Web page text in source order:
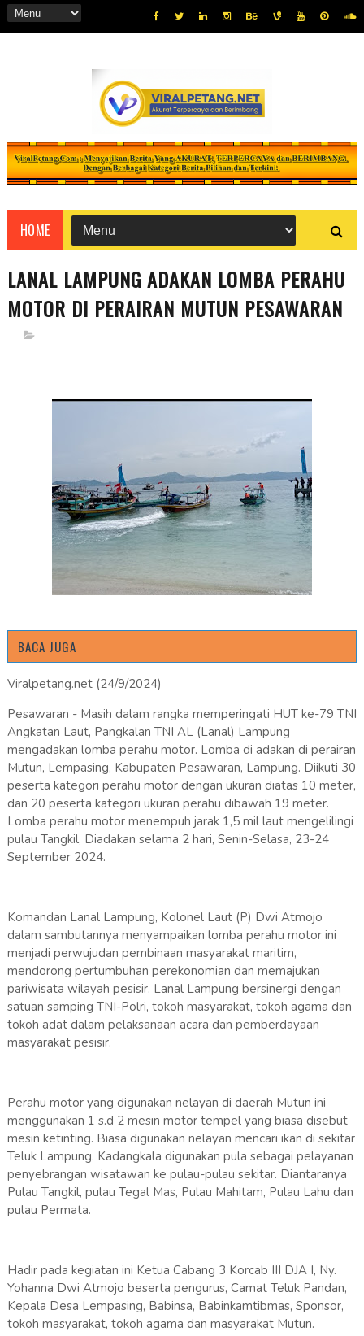
HOME
LANAL LAMPUNG ADAKAN LOMBA PERAHU
MOTOR DI PERAIRAN MUTUN PESAWARAN
BACA JUGA
Viralpetang.net (24/9/2024)
Pesawaran - Masih dalam rangka memperingati HUT ke-79 TNI
Angkatan Laut, Pangkalan TNI AL (Lanal) Lampung
mengadakan lomba perahu motor. Lomba di adakan di perairan
Mutun, Lempasing, Kabupaten Pesawaran, Lampung. Diikuti 30
peserta kategori perahu motor dengan ukuran diatas 10 meter,
dan 20 peserta kategori ukuran perahu dibawah 19 meter.
Lomba perahu motor menempuh jarak 1,5 mil laut mengelilingi
pulau Tangkil, Diadakan selama 2 hari, Senin-Selasa, 23-24
September 2024.
Komandan Lanal Lampung, Kolonel Laut (P) Dwi Atmojo
dalam sambutannya menyampaikan lomba perahu motor ini
menjadi perwujudan pembinaan masyarakat maritim,
mendorong pertumbuhan perekonomian dan memajukan
pariwisata wilayah pesisir. Lanal Lampung bersinergi dengan
satuan samping TNI-Polri, tokoh masyarakat, tokoh agama dan
tokoh adat dalam pelaksanaan acara dan pemberdayaan
masyarakat pesisir.
Perahu motor yang digunakan nelayan di daerah Mutun ini
menggunakan 1 s.d 2 mesin motor tempel yang biasa disebut
mesin ketinting. Biasa digunakan nelayan mencari ikan di sekitar
Teluk Lampung. Kadangkala digunakan pula sebagai pelayanan
penyebrangan wisatawan ke pulau-pulau sekitar. Diantaranya
Pulau Tangkil, pulau Tegal Mas, Pulau Mahitam, Pulau Lahu dan
pulau Permata.
Hadir pada kegiatan ini Ketua Cabang 3 Korcab III DJA I, Ny.
Yohanna Dwi Atmojo beserta pengurus, Camat Teluk Pandan,
Kepala Desa Lempasing, Babinsa, Babinkamtibmas, Sponsor,
tokoh masyarakat, tokoh agama dan masyarakat Mutun.